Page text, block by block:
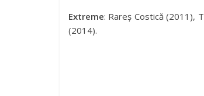
Extreme: Rareș Costică (2011),
(2014).